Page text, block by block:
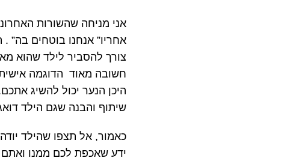
אני מניחה שהשורות
אחריו” אנחנו בוטחים בה”
צורך להסביר לילד שהוא
חשובה מאוד הדוגמה
היכן הנער יכול להשיג
שיתוף והבנה שגם הילד
כאמור, אל תצפו שהילד
ידע שאכפת לכם ממנו